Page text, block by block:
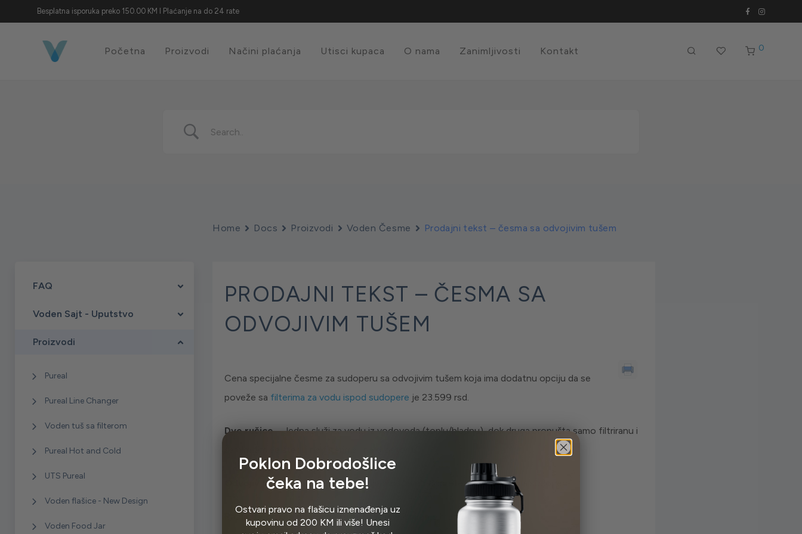
Besplatna isporuka preko 150.00 KM I Plaćanje na do 24 rate
Početna Proizvodi Načini plaćanja Utisci kupaca O nama Zanimljivosti Kontakt 0
FAQ
Voden Sajt - Uputstvo
Proizvodi
Pureal
Pureal Line Changer
Voden tuš sa filterom
Pureal Hot and Cold
UTS Pureal
Voden flašice - New Design
Voden Food Jar
Home Docs Proizvodi Voden Česme Prodajni tekst – česma sa odvojivim tušem
PRODAJNI TEKST – ČESMA SA
ODVOJIVIM TUŠEM
Cena specijalne česme za sudoperu sa odvojivim tušem koja ima dodatnu opciju da se
poveže sa filterima za vodu ispod sudopere je 23.599 rsd.
Dve ručice– Jedna služi za vodu iz vodovoda (toplu/hladnu), dok druga propušta samo filtriranu i
Odvojiv tuš– omogućava Vam da jednostavno doprete da svakog ugla sudopere.
Različite opcije mlaza na tušu– za lakše ispiranje hrane ili sudova.
Poklon Dobrodošlice
čeka na tebe!
Ostvari pravo na flašicu iznenađenja uz
kupovinu od 200 KM ili više! Unesi